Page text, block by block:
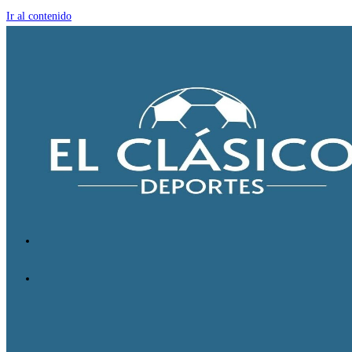
Ir al contenido